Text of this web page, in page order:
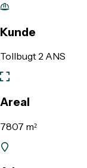
Kunde
Tollbugt 2 ANS
Areal
7807 m²